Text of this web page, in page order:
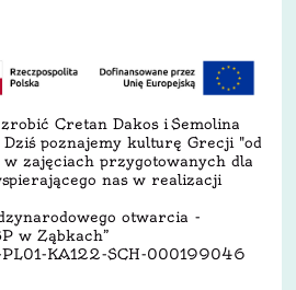
Cretan Dakos i Semolina
poznajemy kulturę Grecji "od
w zajęciach przygotowanych dla
nas w realizacji
otwarcia -
w Ząbkach”
KA122-SCH-000199046